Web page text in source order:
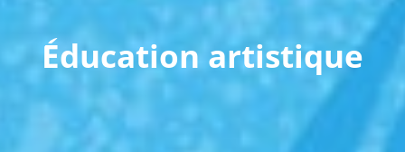
Éducation artistique